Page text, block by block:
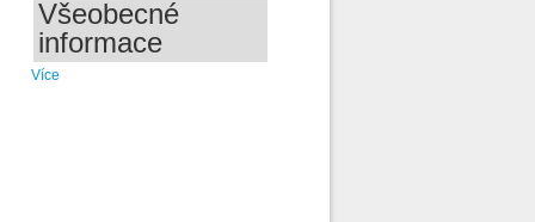
Všeobecné
informace
Více